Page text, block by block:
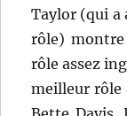
Taylor (qui a
rôle) montre
rôle assez
meilleur rôle